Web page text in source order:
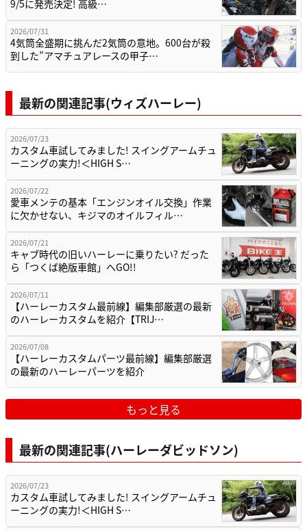
9/5に発売決定! 高級…
2026/07/31
4気筒全盛期に挑んだ2気筒の意地。600台が殺
到した”アマチュアレースの甲子…
最新の関連記事(ウィズハーレー)
2026/07/23
カスタム車試してみました! スイングアームチュ
ーニングの実力!＜HIGH S…
2026/07/22
愛車メンテの基本「エンジンオイル交換」作業
に欠かせない、キジマのオイルフィル…
2026/07/21
キャブ時代の旧いハーレーに乗りたい? だった
ら「つくば絶版車館」へGO!!
2026/07/11
【ハーレーカスタム最前線】編集部厳選の最新
のハーレーカスタムを紹介【TRIJ…
2026/07/08
【ハーレーカスタムパーツ最前線】編集部厳選
の最新のハーレーパーツを紹介
もっと見る
最新の関連記事(ハーレーダビッドソン)
2026/07/23
カスタム車試してみました! スイングアームチュ
ーニングの実力!＜HIGH S…